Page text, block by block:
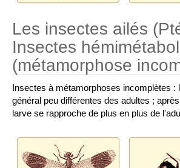
Les insectes ailés
Insectes
(métamorphose
Insectes à métamorphoses incomplètes :
général peu différentes des adultes ;
larve se rapproche de plus en plus de